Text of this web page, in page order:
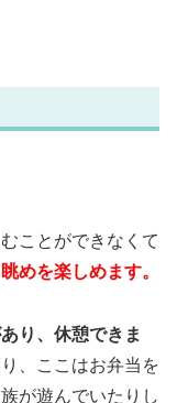
ことができなくて
めを楽しめます。
り、休憩できま
、ここはお弁当を
が遊んでいたりし